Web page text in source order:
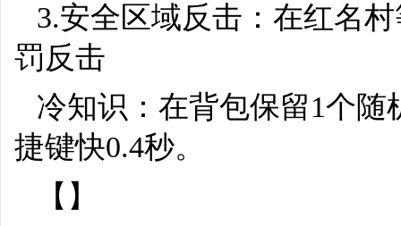
3.安全区域反击：在红名
罚反击
冷知识：在背包保留1个
捷键快0.4秒。
【】